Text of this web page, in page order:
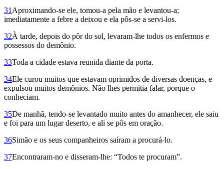
31 Aproximando-se ele, tomou-a pela mão e levantou-a;
imediatamente a febre a deixou e ela pôs-se a servi-los.
32À tarde, depois do pôr do sol, levaram-lhe todos os enfermos e
possessos do demônio.
33Toda a cidade estava reunida diante da porta.
34Ele curou muitos que estavam oprimidos de diversas doenças, e
expulsou muitos demônios. Não lhes permitia falar, porque o
conheciam.
35De manhã, tendo-se levantado muito antes do amanhecer, ele saiu
e foi para um lugar deserto, e ali se pôs em oração.
36Simão e os seus companheiros saíram a procurá-lo.
37Encontraram-no e disseram-lhe: “Todos te procuram”.